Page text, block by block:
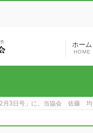
ホーム
HOME
2月3日号」に、当協会 佐藤